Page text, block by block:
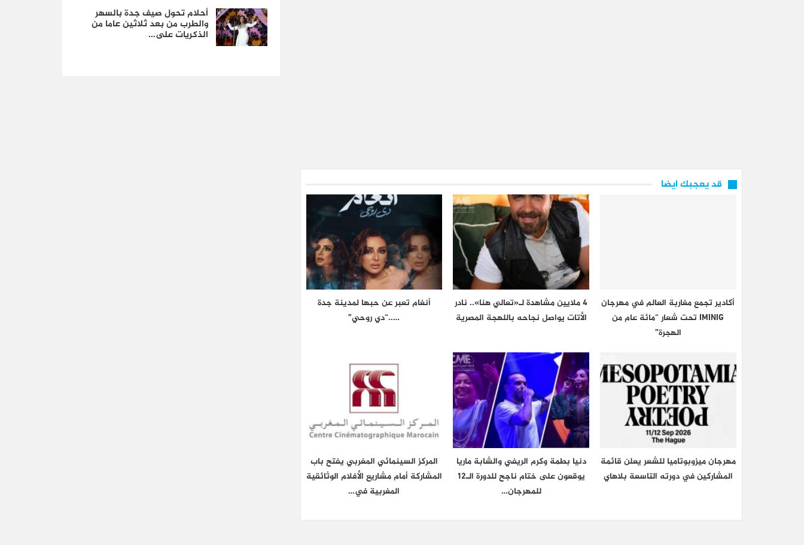
قد يعجبك ايضا
أكادير تجمع مغاربة العالم في مهرجان
IMINIG تحت شعار “مائة عام من
الهجرة”
4 ملايين مشاهدة لـ«تعالي هنا».. نادر
الأتات يواصل نجاحه باللهجة المصرية
أنغام تعبر عن حبها لمدينة جدة
…..“دي روحي”
مهرجان ميزوبوتاميا للشعر يعلن قائمة
المشاركين في دورته التاسعة بلاهاي
دنيا بطمة وكرم الريفي والشابة ماريا
يوقعون على ختام ناجح للدورة الـ12
للمهرجان…
المركز السينمائي المغربي يفتح باب
المشاركة أمام مشاريع الأفلام الوثائقية
المغربية في…
أحلام تحول صيف جدة بالسهر
والطرب من بعد ثلاثين عاما من
الذكريات على…